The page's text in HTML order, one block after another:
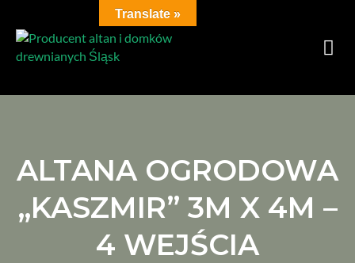
ALTANA OGRODOWA
„KASZMIR” 3M X 4M –
4 WEJŚCIA
Translate »